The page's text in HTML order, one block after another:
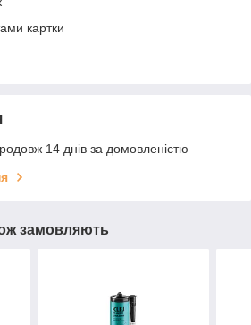
картки
14 днів за домовленістю
замовляють